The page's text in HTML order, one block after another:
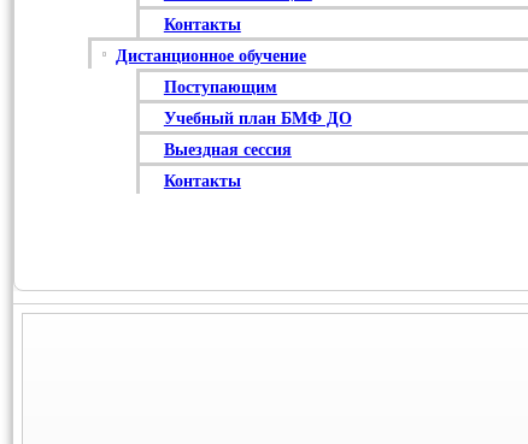
Контакты
Дистанционное обучение
Поступающим
Учебный план БМФ ДО
Выездная сессия
Контакты